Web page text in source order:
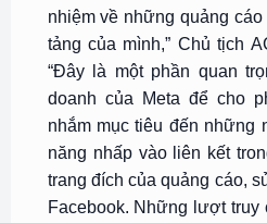
nhiệm về những quảng
tảng của mình,” Chủ tịch
“Đây là một phần quan
doanh của Meta để cho
nhắm mục tiêu đến những
năng nhấp vào liên kết
trang đích của quảng cáo,
Facebook. Những lượt truy